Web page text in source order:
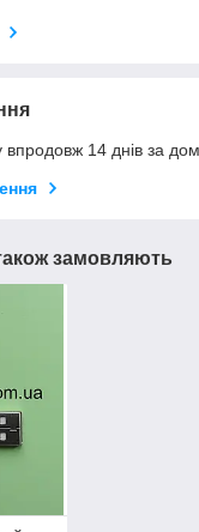
14 днів за
замовляють